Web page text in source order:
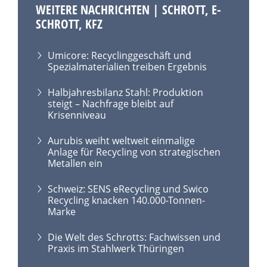
WEITERE NACHRICHTEN | SCHROTT, E-
SCHROTT, KFZ
Umicore: Recyclinggeschäft und
Spezialmaterialien treiben Ergebnis
Halbjahresbilanz Stahl: Produktion
steigt – Nachfrage bleibt auf
Krisenniveau
Aurubis weiht weltweit einmalige
Anlage für Recycling von strategischen
Metallen ein
Schweiz: SENS eRecycling und Swico
Recycling knacken 140.000-Tonnen-
Marke
Die Welt des Schrotts: Fachwissen und
Praxis im Stahlwerk Thüringen